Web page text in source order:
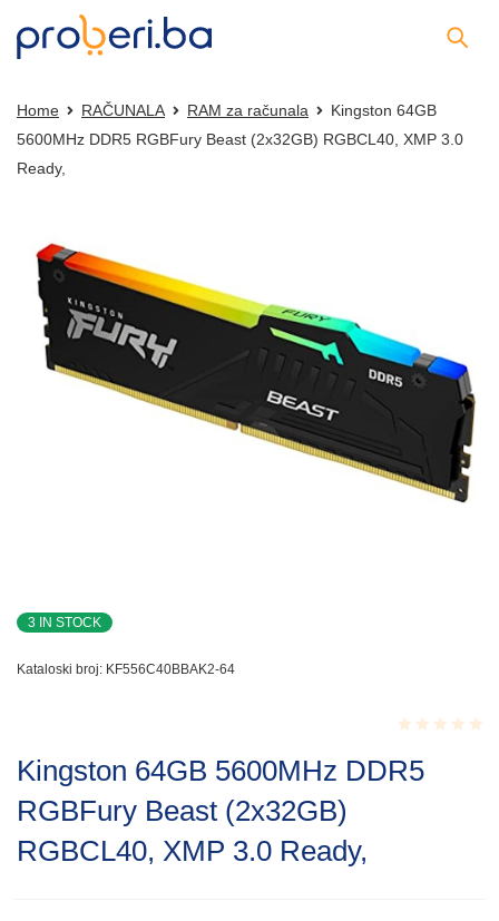
Home RAČUNALA RAM za računala
Kingston 64GB
5600MHz DDR5 RGBFury Beast (2x32GB) RGBCL40, XMP 3.0
Ready,
3 IN STOCK
Kataloski broj: KF556C40BBAK2-64
0.001
Kingston 64GB 5600MHz DDR5
RGBFury Beast (2x32GB)
RGBCL40, XMP 3.0 Ready,